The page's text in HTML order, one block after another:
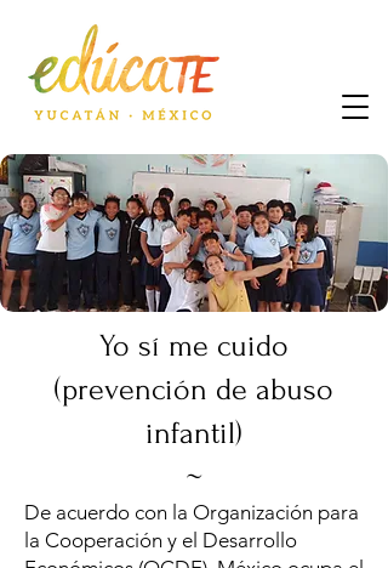
Yo sí me cuido
(prevención de abuso
infantil)
​~​
De acuerdo con la Organización para
la Cooperación y el Desarrollo